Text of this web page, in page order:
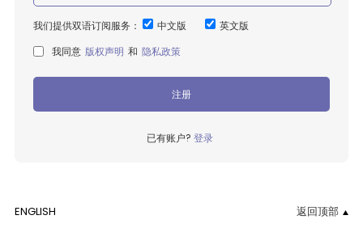
我们提供双语订阅服务： 中文版
英文版
我同意 版权声明 和 隐私政策
注册
已有账户? 登录
ENGLISH 返回顶部